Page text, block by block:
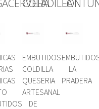
COLADILLA
EMBUTIDOS
COLDILLA
QUESERIA
ARTESANAL
DE
LA
PRADERA